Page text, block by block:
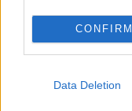
CONFIRM
Data Deletion